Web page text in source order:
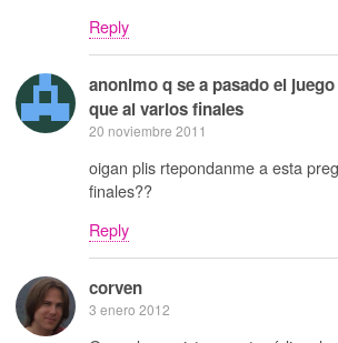
Reply
anonimo q se a pasado el
que ai varios finales
20 noviembre 2011
oigan plis rtepondanme a esta
finales??
Reply
corven
3 enero 2012